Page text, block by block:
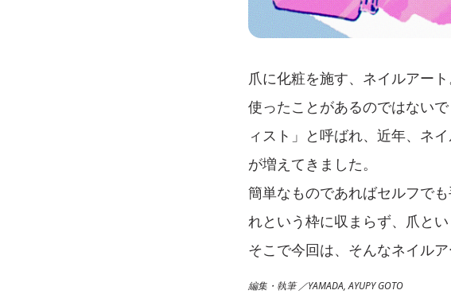
爪に化粧を施す、ネイルアー
使ったことがあるのではない
ィスト」と呼ばれ、近年、ネ
が増えてきました。
簡単なものであればセルフで
れという枠に収まらず、爪と
そこで今回は、そんなネイル
編集・執筆 ／YAMADA, AYUPY GOTO